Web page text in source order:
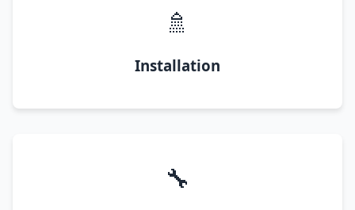
🚿
Installation
🔧